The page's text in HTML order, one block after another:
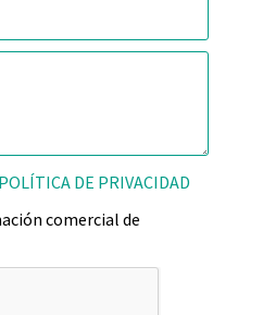
POLÍTICA DE PRIVACIDAD
comercial de